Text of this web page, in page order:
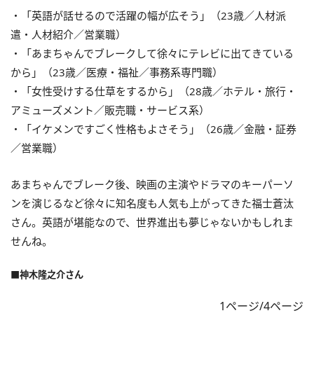
・「英語が話せるので活躍の幅が広そう」（23歳／人材派
遣・人材紹介／営業職）
・「あまちゃんでブレークして徐々にテレビに出てきている
から」（23歳／医療・福祉／事務系専門職）
・「女性受けする仕草をするから」（28歳／ホテル・旅行・
アミューズメント／販売職・サービス系）
・「イケメンですごく性格もよさそう」（26歳／金融・証券
／営業職）
あまちゃんでブレーク後、映画の主演やドラマのキーパーソ
ンを演じるなど徐々に知名度も人気も上がってきた福士蒼汰
さん。英語が堪能なので、世界進出も夢じゃないかもしれま
せんね。
■神木隆之介さん
1ページ/4ページ